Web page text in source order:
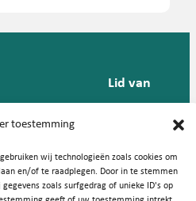
toestemming
wij technologieën zoals cookies om
en/of te raadplegen. Door in te stemmen
zoals surfgedrag of unieke ID's op
T: 088 -
57
Lid van